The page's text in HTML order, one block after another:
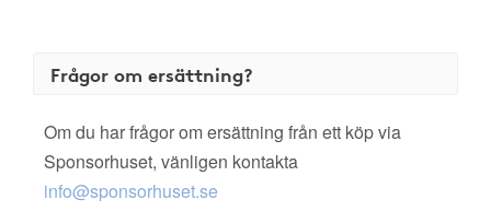
Frågor om ersättning?
Om du har frågor om ersättning från ett köp via
Sponsorhuset, vänligen kontakta
info@sponsorhuset.se